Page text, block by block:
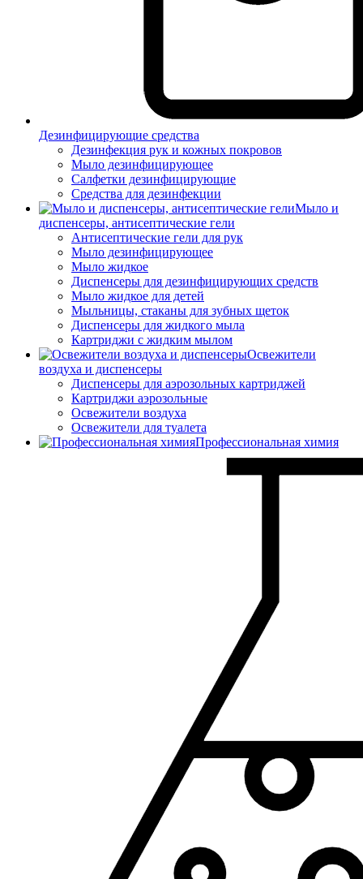
Дезинфицирующие средства
Дезинфекция рук и кожных покровов
Мыло дезинфицирующее
Салфетки дезинфицирующие
Средства для дезинфекции
Мыло и
диспенсеры, антисептические гели
Антисептические гели для рук
Мыло дезинфицирующее
Мыло жидкое
Диспенсеры для дезинфицирующих средств
Мыло жидкое для детей
Мыльницы, стаканы для зубных щеток
Диспенсеры для жидкого мыла
Картриджи с жидким мылом
Освежители
воздуха и диспенсеры
Диспенсеры для аэрозольных картриджей
Картриджи аэрозольные
Освежители воздуха
Освежители для туалета
Профессиональная химия